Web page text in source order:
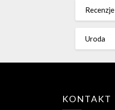
Recenzje
Uroda
KONTAKT